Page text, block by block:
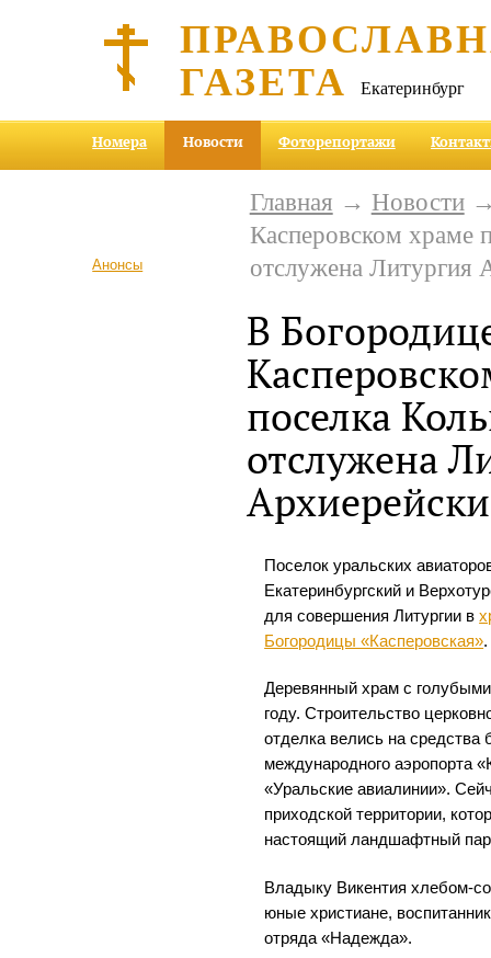
ГАЗЕТА Екатеринбург
Номера Новости Фоторепортажи
Анонсы
Главная → Новости→
Касперовском храме
отслужена Литургия
В
поселка
отслужена
Поселок уральских
Екатеринбургский и
для совершения Литургии в
Богородицы «Касперовская».
Деревянный храм с
году. Строительство
отделка велись на средства
международного аэропорта
«Уральские авиалинии».
приходской территории,
настоящий ландшафтный
Владыку Викентия хлебом-
юные христиане,
отряда «Надежда».